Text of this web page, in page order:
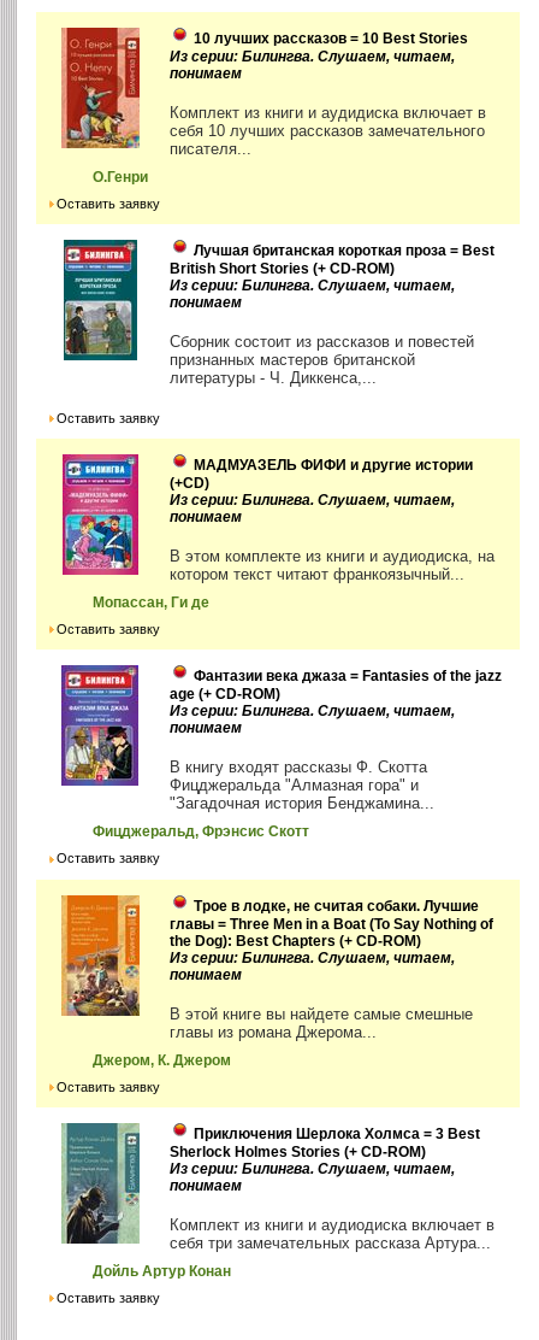
10 лучших рассказов = 10 Best Stories
Из серии: Билингва. Слушаем, читаем,
понимаем
Комплект из книги и аудидиска включает в
себя 10 лучших рассказов замечательного
писателя...
О.Генри
Оставить заявку
Лучшая британская короткая проза = Best
British Short Stories (+ CD-ROM)
Из серии: Билингва. Слушаем, читаем,
понимаем
Сборник состоит из рассказов и повестей
признанных мастеров британской
литературы - Ч. Диккенса,...
Оставить заявку
МАДМУАЗЕЛЬ ФИФИ и другие истории
(+CD)
Из серии: Билингва. Слушаем, читаем,
понимаем
В этом комплекте из книги и аудиодиска, на
котором текст читают франкоязычный...
Мопассан, Ги де
Оставить заявку
Фантазии века джаза = Fantasies of the jazz
age (+ СD-ROM)
Из серии: Билингва. Слушаем, читаем,
понимаем
В книгу входят рассказы Ф. Скотта
Фицджеральда "Алмазная гора" и
"Загадочная история Бенджамина...
Фицджеральд, Фрэнсис Скотт
Оставить заявку
Трое в лодке, не считая собаки. Лучшие
главы = Three Men in a Boat (To Say Nothing of
the Dog): Best Chapters (+ CD-ROM)
Из серии: Билингва. Слушаем, читаем,
понимаем
В этой книге вы найдете самые смешные
главы из романа Джерома...
Джером, К. Джером
Оставить заявку
Приключения Шерлока Холмса = 3 Best
Sherlock Holmes Stories (+ CD-ROM)
Из серии: Билингва. Слушаем, читаем,
понимаем
Комплект из книги и аудиодиска включает в
себя три замечательных рассказа Артура...
Дойль Артур Конан
Оставить заявку